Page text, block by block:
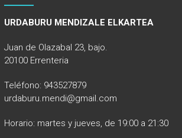
URDABURU MENDIZALE ELKARTEA
Juan de Olazabal 23, bajo.
20100 Errenteria
Teléfono: 943527879
urdaburu.mendi@gmail.com
Horario: martes y jueves, de 19:00 a 21:30